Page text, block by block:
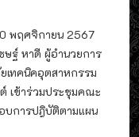
พฤศจิกายน 2567
ษฐ์ หาดี ผู้อำนวยการ
เทคนิคอุตสาหกรรม
เข้าร่วมประชุมคณะ
บการปฎิบัติตามแผน